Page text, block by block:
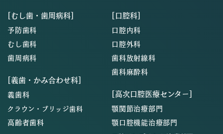
[むし歯・歯周病科]
予防歯科
むし歯科
歯周病科
[義歯・かみ合わせ科]
義歯科
クラウン・ブリッジ歯科
高齢者歯科
[口腔科]
口腔内科
口腔外科
歯科放射線科
歯科麻酔科
[高次口腔医療センター]
顎関節治療部門
顎口腔機能治療部門